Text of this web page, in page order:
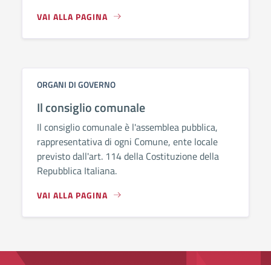
VAI ALLA PAGINA
ORGANI DI GOVERNO
Il consiglio comunale
Il consiglio comunale è l'assemblea pubblica,
rappresentativa di ogni Comune, ente locale
previsto dall'art. 114 della Costituzione della
Repubblica Italiana.
VAI ALLA PAGINA